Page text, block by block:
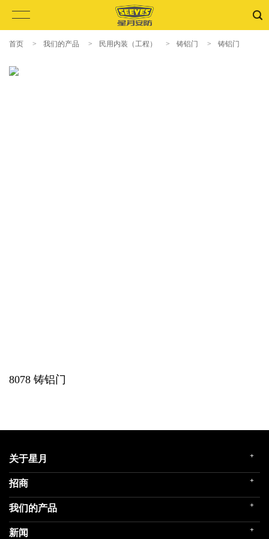
首页 > 我们的产品 > 民用内装（工程） > 铸铝门 > 铸铝门
8078 铸铝门
关于星月 +
企业简介
企业文化
荣誉殿堂
招商 +
门店展示
我们的产品 +
民用家装（零售）
新闻 +